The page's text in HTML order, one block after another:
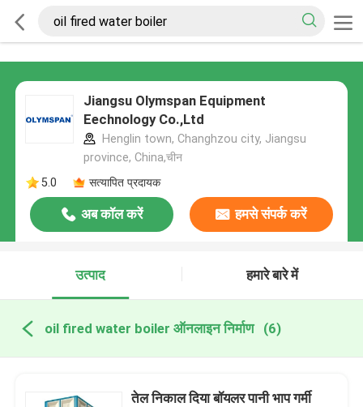
Jiangsu Olymspan Equipment
Eechnology Co.,Ltd
Henglin town, Changhzou city, Jiangsu
province, China,चीन
5.0
सत्यापित प्रदायक
अब कॉल करें हमसे संपर्क करें
उत्पाद हमारे बारे में
oil fired water boiler ऑनलाइन निर्माण (6)
तेल निकाल दिया बॉयलर पानी भाप गर्मी